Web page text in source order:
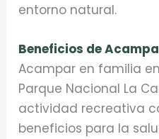
entorno natural.
Beneficios de
Acampar en familia
Parque Nacional La
actividad recreativa
beneficios para la